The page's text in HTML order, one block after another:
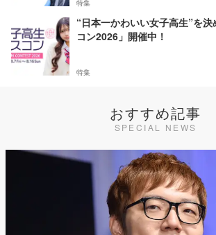
特集
“日本一かわいい女子高生”を
コン2026」開催中！
特集
おすすめ記事
SPECIAL NEWS